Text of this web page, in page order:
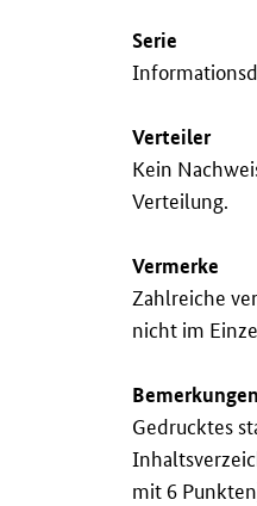
Serie
Verteiler
Kein
Verteilung.
Vermerke
Zahlreiche
nicht im
Bemerkungen
Gedrucktes
mit 6